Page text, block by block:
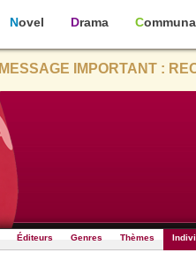
Novel Drama
MESSAGE IMPORTANT :
Éditeurs Genres Thèmes